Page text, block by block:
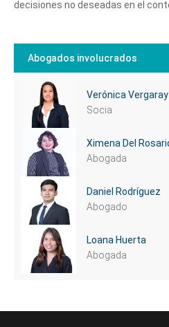
decisiones no deseadas en el
Abogados involucrados
Verónica Vergaray
Socia
Ximena Del
Abogada
Daniel Rodríguez
Abogado
Loana Huerta
Abogada